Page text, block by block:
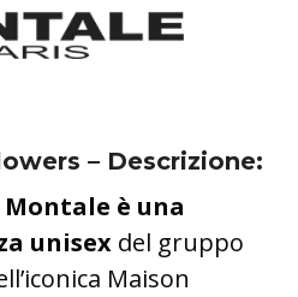
– Descrizione:
è una
unisex del gruppo
Maison